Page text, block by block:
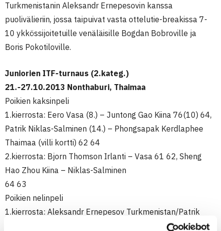
Turkmenistanin Aleksandr Ernepesovin kanssa
puolivälieriin, jossa taipuivat vasta ottelutie-breakissa 7-
10 ykkössijoitetuille venäläisille Bogdan Bobroville ja
Boris Pokotiloville.
Juniorien ITF-turnaus (2.kateg.)
21.-27.10.2013 Nonthaburi, Thaimaa
Poikien kaksinpeli
1.kierrosta: Eero Vasa (8.) – Juntong Gao Kiina 76(10) 64,
Patrik Niklas-Salminen (14.) – Phongsapak Kerdlaphee
Thaimaa (villi kortti) 62 64
2.kierrosta: Bjorn Thomson Irlanti – Vasa 61 62, Sheng
Hao Zhou Kiina – Niklas-Salminen
64 63
Poikien nelinpeli
1.kierrosta: Aleksandr Ernepesov Turkmenistan/Patrik
Niklas-Salminen (7.) – Harik Fakkhiew/Trirawat